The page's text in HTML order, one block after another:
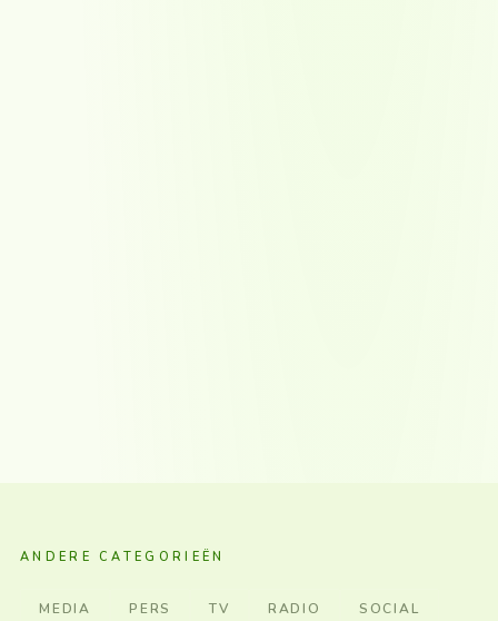
ANDERE CATEGORIEËN
MEDIA PERS TV RADIO SOCIAL